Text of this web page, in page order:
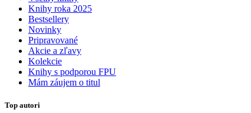
Knihy roka 2025
Bestsellery
Novinky
Pripravované
Akcie a zľavy
Kolekcie
Knihy s podporou FPU
Mám záujem o titul
Top autori